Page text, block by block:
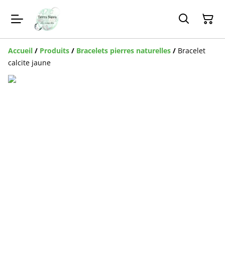
Accueil / Produits / Bracelets pierres naturelles / Bracelet
calcite jaune